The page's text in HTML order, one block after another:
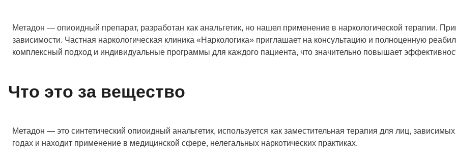
Метадон — опиоидный препарат, разработан как анальгетик, но нашел применение в наркологической терапии.
зависимости. Частная наркологическая клиника «Наркологика» приглашает на консультацию и полноценную
комплексный подход и индивидуальные программы для каждого пациента, что значительно повышает
Что это за вещество
Метадон — это синтетический опиоидный анальгетик, используется как заместительная терапия для лиц,
годах и находит применение в медицинской сфере, нелегальных наркотических практиках.